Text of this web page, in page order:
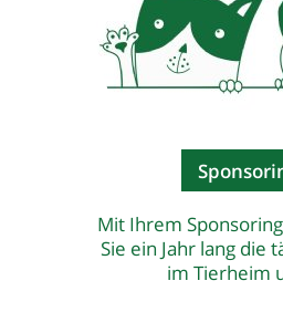
Mit Ihrem
Sie ein Jahr lang die
im Tierheim